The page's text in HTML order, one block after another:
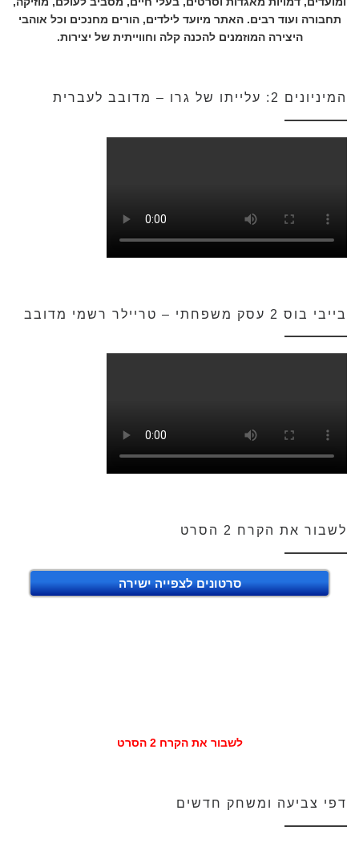
תחבורה ועוד רבים. האתר מיועד לילדים, הורים מחנכים וכל אוהבי
היצירה המוזמנים להכנה קלה וחווייתית של יצירות.
המיניונים 2: עלייתו של גרו – מדובב לעברית
בייבי בוס 2 עסק משפחתי – טריילר רשמי מדובב
לשבור את הקרח 2 הסרט
סרטונים לצפייה ישירה
לשבור את הקרח 2 הסרט
דפי צביעה ומשחק חדשים